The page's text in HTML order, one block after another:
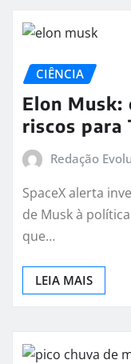
CIÊNCIA
Elon Musk:
riscos para
Redação
SpaceX alerta
de Musk à
que…
LEIA MAIS